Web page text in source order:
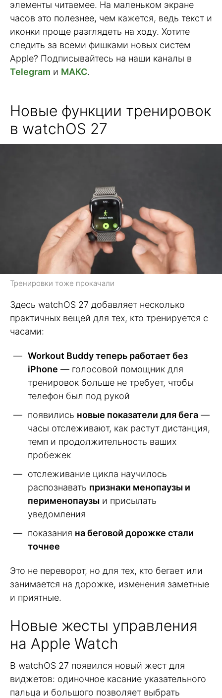
элементы читаемее. На маленьком экране
часов это полезнее, чем кажется, ведь текст и
иконки проще разглядеть на ходу. Хотите
следить за всеми фишками новых систем
Apple? Подписывайтесь на наши каналы в
Telegram и МАКС.
Новые функции тренировок
в watchOS 27
Тренировки тоже прокачали
Здесь watchOS 27 добавляет несколько
практичных вещей для тех, кто тренируется с
часами:
Workout Buddy теперь работает без
iPhone — голосовой помощник для
тренировок больше не требует, чтобы
телефон был под рукой
появились новые показатели для бега —
часы отслеживают, как растут дистанция,
темп и продолжительность ваших
пробежек
отслеживание цикла научилось
распознавать признаки менопаузы и
перименопаузы и присылать
уведомления
показания на беговой дорожке стали
точнее
Это не переворот, но для тех, кто бегает или
занимается на дорожке, изменения заметные
и приятные.
Новые жесты управления
на Apple Watch
В watchOS 27 появился новый жест для
виджетов: одиночное касание указательного
пальца и большого позволяет выбрать